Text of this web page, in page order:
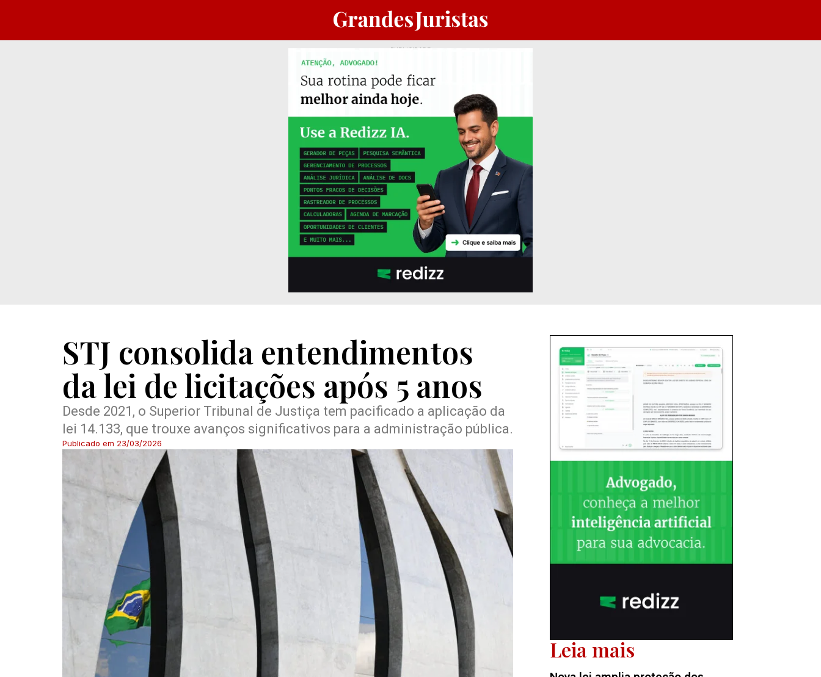
PUBLICIDADE
STJ consolida entendimentos
da lei de licitações após 5 anos
Desde 2021, o Superior Tribunal de Justiça tem pacificado a aplicação da
lei 14.133, que trouxe avanços significativos para a administração pública.
Publicado em 23/03/2026
Leia mais